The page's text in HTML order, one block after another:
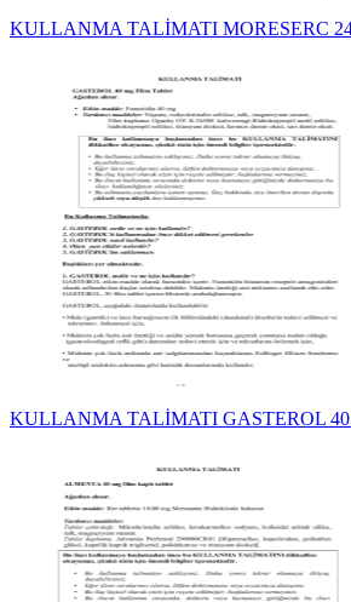
KULLANMA TALİMATI MORESERC 24
KULLANMA TALİMATI GASTEROL 40